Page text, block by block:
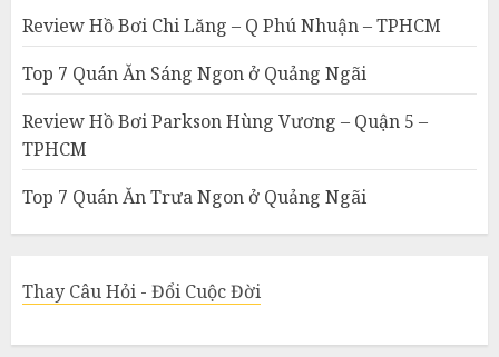
Review Hồ Bơi Chi Lăng – Q Phú Nhuận – TPHCM
Top 7 Quán Ăn Sáng Ngon ở Quảng Ngãi
Review Hồ Bơi Parkson Hùng Vương – Quận 5 –
TPHCM
Top 7 Quán Ăn Trưa Ngon ở Quảng Ngãi
Thay Câu Hỏi - Đổi Cuộc Đời